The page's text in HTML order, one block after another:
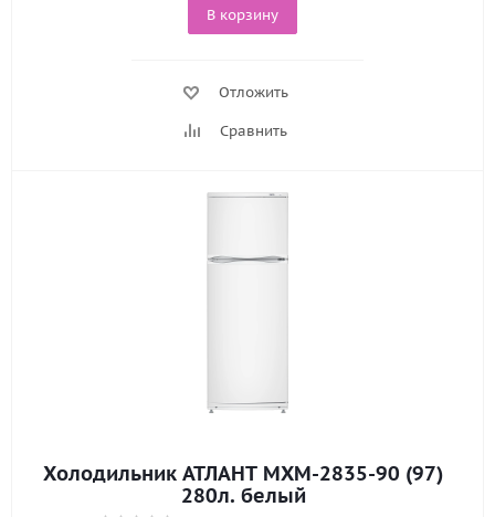
В корзину
Отложить
Сравнить
Холодильник АТЛАНТ МХМ-2835-90 (97)
280л. белый